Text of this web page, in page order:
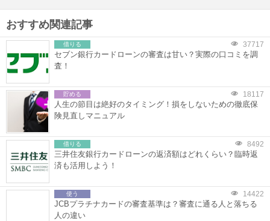
おすすめ関連記事
借りる 37717
セブン銀行カードローンの審査は甘い？実際の口コミを調
査！
貯める 18117
人生の節目は絶好のタイミング！損をしないための徹底保
険見直しマニュアル
借りる 8492
三井住友銀行カードローンの返済額はどれくらい？臨時返
済も活用しよう！
使う 14422
JCBプラチナカードの審査基準は？審査に通る人と落ちる
人の違い